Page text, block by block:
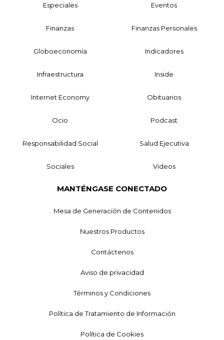
Especiales Eventos
Finanzas Finanzas Personales
Globoeconomía Indicadores
Infraestructura Inside
Internet Economy Obituarios
Ocio Podcast
Responsabilidad Social Salud Ejecutiva
Sociales Videos
MANTÉNGASE CONECTADO
Mesa de Generación de Contenidos
Nuestros Productos
Contáctenos
Aviso de privacidad
Términos y Condiciones
Política de Tratamiento de Información
Política de Cookies